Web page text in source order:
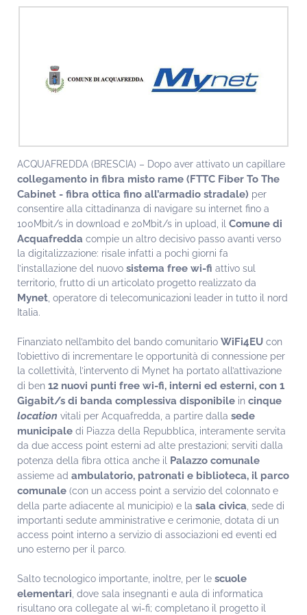
ACQUAFREDDA (BRESCIA) – Dopo aver attivato un capillare
collegamento in fibra misto rame (FTTC Fiber To The
Cabinet - fibra ottica fino all’armadio stradale) per
consentire alla cittadinanza di navigare su internet fino a
100Mbit/s in download e 20Mbit/s in upload, il Comune di
Acquafredda compie un altro decisivo passo avanti verso
la digitalizzazione: risale infatti a pochi giorni fa
l’installazione del nuovo sistema free wi-fi attivo sul
territorio, frutto di un articolato progetto realizzato da
Mynet, operatore di telecomunicazioni leader in tutto il nord
Italia.
Finanziato nell’ambito del bando comunitario WiFi4EU con
l’obiettivo di incrementare le opportunità di connessione per
la collettività, l’intervento di Mynet ha portato all’attivazione
di ben 12 nuovi punti free wi-fi, interni ed esterni, con 1
Gigabit/s di banda complessiva disponibile in cinque
location vitali per Acquafredda, a partire dalla sede
municipale di Piazza della Repubblica, interamente servita
da due access point esterni ad alte prestazioni; serviti dalla
potenza della fibra ottica anche il Palazzo comunale
assieme ad ambulatorio, patronati e biblioteca, il parco
comunale (con un access point a servizio del colonnato e
della parte adiacente al municipio) e la sala civica, sede di
importanti sedute amministrative e cerimonie, dotata di un
access point interno a servizio di associazioni ed eventi ed
uno esterno per il parco.
Salto tecnologico importante, inoltre, per le scuole
elementari, dove sala insegnanti e aula di informatica
risultano ora collegate al wi-fi; completano il progetto il